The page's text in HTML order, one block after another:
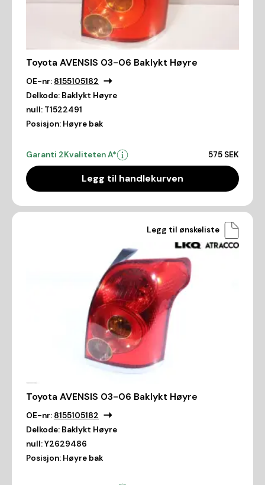
Toyota AVENSIS 03-06 Baklykt Høyre
OE-nr: 8155105182
Delkode: Baklykt Høyre
null: T1522491
Posisjon: Høyre bak
Garanti 2Kvaliteten A* 575 SEK
Legg til handlekurven
Legg til ønskeliste
Toyota AVENSIS 03-06 Baklykt Høyre
OE-nr: 8155105182
Delkode: Baklykt Høyre
null:Y2629486
Posisjon: Høyre bak